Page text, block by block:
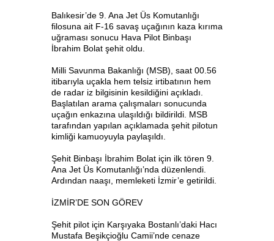
Balıkesir’de 9. Ana Jet Üs Komutanlığı
filosuna ait F-16 savaş uçağının kaza kırıma
uğraması sonucu Hava Pilot Binbaşı
İbrahim Bolat şehit oldu.
Milli Savunma Bakanlığı (MSB), saat 00.56
itibarıyla uçakla hem telsiz irtibatının hem
de radar iz bilgisinin kesildiğini açıkladı.
Başlatılan arama çalışmaları sonucunda
uçağın enkazına ulaşıldığı bildirildi. MSB
tarafından yapılan açıklamada şehit pilotun
kimliği kamuoyuyla paylaşıldı.
Şehit Binbaşı İbrahim Bolat için ilk tören 9.
Ana Jet Üs Komutanlığı’nda düzenlendi.
Ardından naaşı, memleketi İzmir’e getirildi.
İZMİR’DE SON GÖREV
Şehit pilot için Karşıyaka Bostanlı’daki Hacı
Mustafa Beşikçioğlu Camii’nde cenaze